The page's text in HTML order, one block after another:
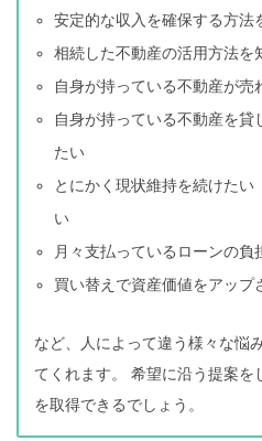
安定的な収入を確保する方法
相続した不動産の活用方法を
自身が持っている不動産が売
自身が持っている不動産を貸
たい
とにかく現状維持を続けたい
い
月々支払っているローンの負
買い替えで資産価値をアップ
など、人によって違う様々な悩
てくれます。 希望に沿う提案を
を取得できるでしょう。